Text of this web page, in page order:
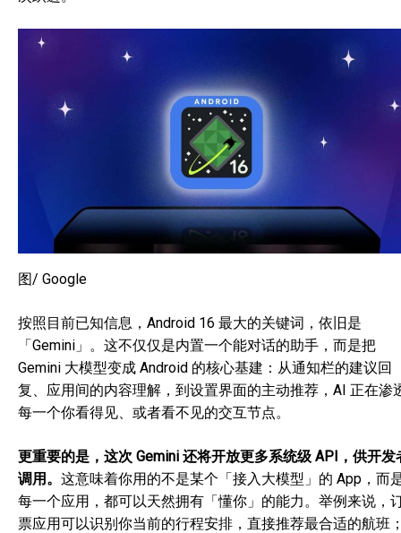
图/ Google
按照目前已知信息，Android 16 最大的关键词，依旧是
「Gemini」。这不仅仅是内置一个能对话的助手，而是把
Gemini 大模型变成 Android 的核心基建：从通知栏的建议回
复、应用间的内容理解，到设置界面的主动推荐，AI 正在渗
每一个你看得见、或者看不见的交互节点。
更重要的是，这次 Gemini 还将开放更多系统级 API，供开发
调用。 这意味着你用的不是某个「接入大模型」的 App，而
每一个应用，都可以天然拥有「懂你」的能力。举例来说，
票应用可以识别你当前的行程安排，直接推荐最合适的航班